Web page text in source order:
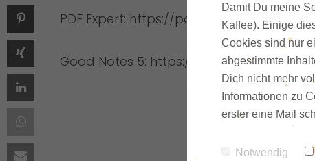
PDF Expert: https://pdfexpert.com/de
Good Notes 5: https://
Damit Du meine
Kaffee). Einige
Cookies sind nur
abgestimmte
Dich nicht mehr
Informationen zu
erster eine Mail
Notwendig